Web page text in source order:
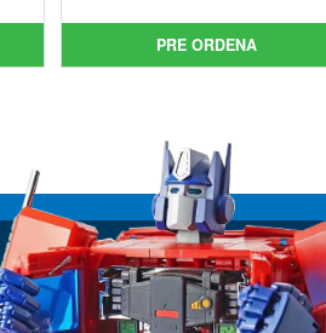
era:
€86.05.
actual
es:
PRE ORDENA